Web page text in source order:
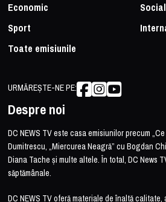
Economic
Social
Sport
Toate emisiunile
URMĂREȘTE-NE PE:
Despre noi
DC NEWS TV este casa emisiunilor precum
Dumitrescu, „Miercurea Neagră” cu Bogdan
Diana Tache și multe altele. În total, DC News
săptămânale.
DC NEWS TV oferă materiale de înaltă